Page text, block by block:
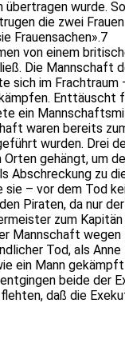
wurde.
die zwei
Frauensachen».7
von einem
Die Mannschaft
sich im Frachtraum
Enttäuscht
ein
waren bereits
wurden. Drei
gehängt, um
Abschreckung zu
sie – vor dem Tod
Piraten, da nur
zum
Mannschaft
Tod, als
ein Mann
beide der
daß die